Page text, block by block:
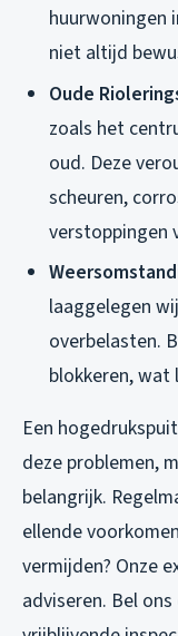
huurwoningen
niet altijd
Oude
zoals het
oud. Deze
scheuren,
verstoppingen
laaggelegen
overbelasten.
blokkeren,
Een
deze problemen,
belangrijk.
ellende
vermijden? Onze
adviseren. Bel ons